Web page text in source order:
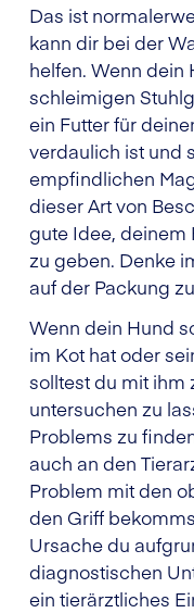
Das ist
kann dir bei der
helfen. Wenn dein
schleimigen
ein Futter für
verdaulich ist und
empfindlichen
dieser Art von
gute Idee, deinem
zu geben. Denke
auf der Packung
Wenn dein Hund
im Kot hat oder
solltest du mit ihm
untersuchen zu
Problems zu
auch an den
Problem mit den
den Griff
Ursache du
diagnostischen
ein tierärztliches